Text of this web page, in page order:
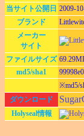
当サイト公開日 2009-
ブランド
メーカー
サイト
ファイルサイズ
md5/sha1
※md5/
ダウンロード
Holyseal情報